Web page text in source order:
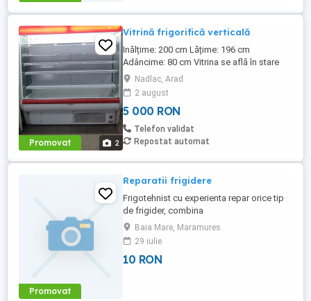
Promovat 2
Vitrină frigorifică verticală
Inălțime: 200 cm Lățime: 196 cm
Adâncime: 80 cm Vitrina se află în stare
bună de funcționare
Nadlac, Arad
2 august
5 000 RON
Telefon validat
Repostat automat
Promovat
Reparatii frigidere
Frigotehnist cu experienta repar orice tip
de frigider, combina
frigorifica,congelator.Ofer seriozitate si
garantie. Pentru mai multe detalii
contactati ma la tel nr. .
Baia Mare, Maramures
29 iulie
10 RON